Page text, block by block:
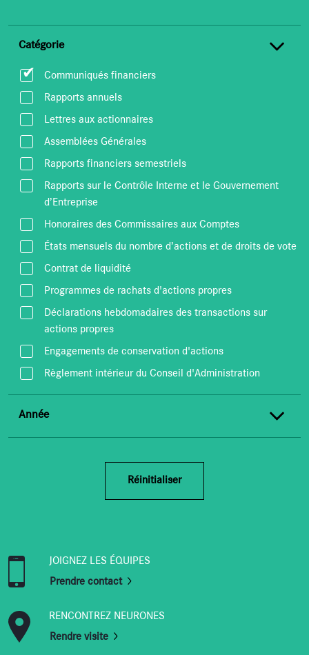
Catégorie
Communiqués financiers
Rapports annuels
Lettres aux actionnaires
Assemblées Générales
Rapports financiers semestriels
Rapports sur le Contrôle Interne et le Gouvernement
d’Entreprise
Honoraires des Commissaires aux Comptes
États mensuels du nombre d’actions et de droits de vote
Contrat de liquidité
Programmes de rachats d'actions propres
Déclarations hebdomadaires des transactions sur
actions propres
Engagements de conservation d'actions
Règlement intérieur du Conseil d'Administration
Année
Réinitialiser
JOIGNEZ LES ÉQUIPES
Prendre contact
RENCONTREZ NEURONES
Rendre visite